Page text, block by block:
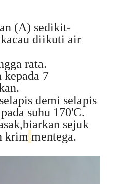
(A) sedikit-
diikuti air
rata.
kepada 7
demi selapis
suhu 170'C.
sejuk
krim mentega.